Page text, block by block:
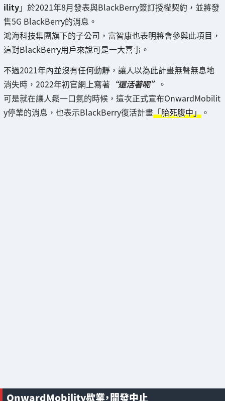
ility」於2021年8月發表與BlackBerry簽訂授權契約，並將發
售5G BlackBerry的消息。
鴻海科技集團旗下的子公司，富智康也表明將會參與此項目，
這對BlackBerry用戶來說可是一大喜事。
不過2021年內並沒有任何動靜，讓人以為此計畫無聲無息地
消失時，2022年初官網上寫著 “還活著呢” 。
可是就在讓人鬆一口氣的時候，這次正式宣布OnwardMobilit
y停業的消息，也表示BlackBerry復活計畫「胎死腹中」 。
OnwardMobility歇業，開發中止